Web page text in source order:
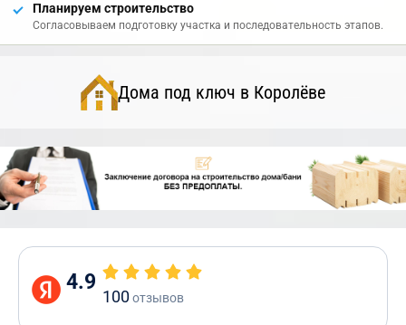
Планируем строительство
Согласовываем подготовку участка и последовательность этапов.
Дома под ключ в Королёве
4.9
100отзывов